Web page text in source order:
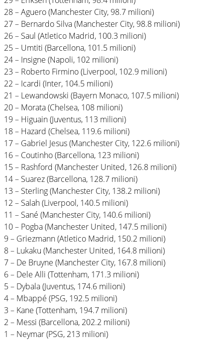
28 – Aguero (Manchester City, 98.7 milioni)
27 – Bernardo Silva (Manchester City, 98.8 milioni)
26 – Saul (Atletico Madrid, 100.3 milioni)
25 – Umtiti (Barcellona, 101.5 milioni)
24 – Insigne (Napoli, 102 milioni)
23 – Roberto Firmino (Liverpool, 102.9 milioni)
22 – Icardi (Inter, 104.5 milioni)
21 – Lewandowski (Bayern Monaco, 107.5 milioni)
20 – Morata (Chelsea, 108 milioni)
19 – Higuain (Juventus, 113 milioni)
18 – Hazard (Chelsea, 119.6 milioni)
17 – Gabriel Jesus (Manchester City, 122.6 milioni)
16 – Coutinho (Barcellona, 123 milioni)
15 – Rashford (Manchester United, 126.8 milioni)
14 – Suarez (Barcellona, 128.7 milioni)
13 – Sterling (Manchester City, 138.2 milioni)
12 – Salah (Liverpool, 140.5 milioni)
11 – Sané (Manchester City, 140.6 milioni)
10 – Pogba (Manchester United, 147.5 milioni)
9 – Griezmann (Atletico Madrid, 150.2 milioni)
8 – Lukaku (Manchester United, 164.8 milioni)
7 – De Bruyne (Manchester City, 167.8 milioni)
6 – Dele Alli (Tottenham, 171.3 milioni)
5 – Dybala (Juventus, 174.6 milioni)
4 – Mbappé (PSG, 192.5 milioni)
3 – Kane (Tottenham, 194.7 milioni)
2 – Messi (Barcellona, 202.2 milioni)
1 – Neymar (PSG, 213 milioni)